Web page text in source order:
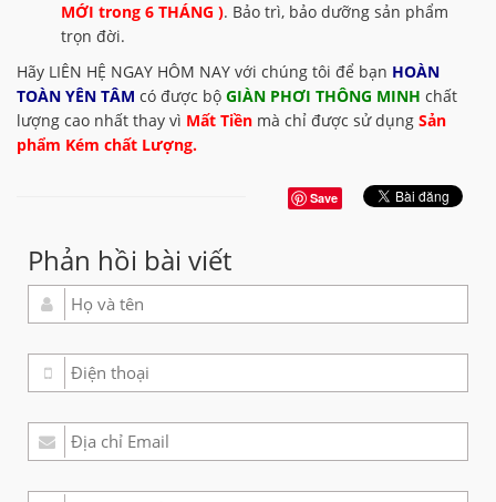
MỚI trong 6 THÁNG ). Bảo trì, bảo dưỡng sản phẩm
trọn đời.
Hãy LIÊN HỆ NGAY HÔM NAY với chúng tôi để bạn HOÀN
TOÀN YÊN TÂM có được bộ GIÀN PHƠI THÔNG MINH chất
lượng cao nhất thay vì Mất Tiền mà chỉ được sử dụng Sản
phẩm Kém chất Lượng.
Save
Phản hồi bài viết